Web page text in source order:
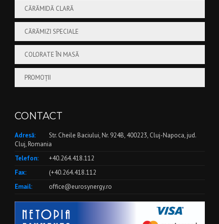
CĂRĂMIDĂ CLARĂ
CĂRĂMIZI SPECIALE
COLORATE ÎN MASĂ
PROMOȚII
CONTACT
Adresă:
Str. Cheile Baciului, Nr. 924B, 400223, Cluj-Napoca, jud.
Cluj, Romania
Telefon:
+40.264.418.112
Fax:
(+40.264.418.112
Email:
office@eurosynergy.ro